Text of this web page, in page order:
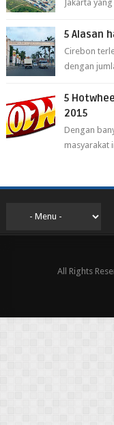
Jakarta
5 Alasan
Cirebon
dengan
5
2015
Dengan
masyarakat
All Rights